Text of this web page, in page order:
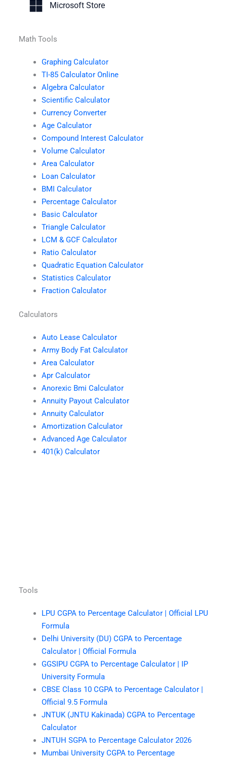
Microsoft Store
Math Tools
Graphing Calculator
TI-85 Calculator Online
Algebra Calculator
Scientific Calculator
Currency Converter
Age Calculator
Compound Interest Calculator
Volume Calculator
Area Calculator
Loan Calculator
BMI Calculator
Percentage Calculator
Basic Calculator
Triangle Calculator
LCM & GCF Calculator
Ratio Calculator
Quadratic Equation Calculator
Statistics Calculator
Fraction Calculator
Calculators
Auto Lease Calculator
Army Body Fat Calculator
Area Calculator
Apr Calculator
Anorexic Bmi Calculator
Annuity Payout Calculator
Annuity Calculator
Amortization Calculator
Advanced Age Calculator
401(k) Calculator
Tools
LPU CGPA to Percentage Calculator | Official LPU
Formula
Delhi University (DU) CGPA to Percentage
Calculator | Official Formula
GGSIPU CGPA to Percentage Calculator | IP
University Formula
CBSE Class 10 CGPA to Percentage Calculator |
Official 9.5 Formula
JNTUK (JNTU Kakinada) CGPA to Percentage
Calculator
JNTUH SGPA to Percentage Calculator 2026
Mumbai University CGPA to Percentage